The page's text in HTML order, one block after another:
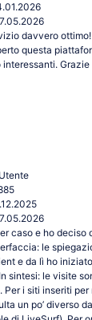
davvero
questa
Utente
caso e ho deciso
le
e da lì ho
sintesi: le visite
Per i siti inseriti
un po’ diverso